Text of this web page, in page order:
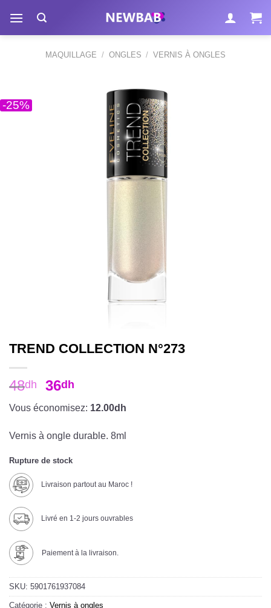
contenu
MAQUILLAGE / ONGLES / VERNIS À ONGLES
-25%
TREND COLLECTION N°273
48dh 36dh
Vous économisez: 12.00dh
Vernis à ongle durable. 8ml
Rupture de stock
Livraison partout au Maroc !
Livré en 1-2 jours ouvrables
Paiement à la livraison.
SKU: 5901761937084
Catégorie : Vernis à ongles